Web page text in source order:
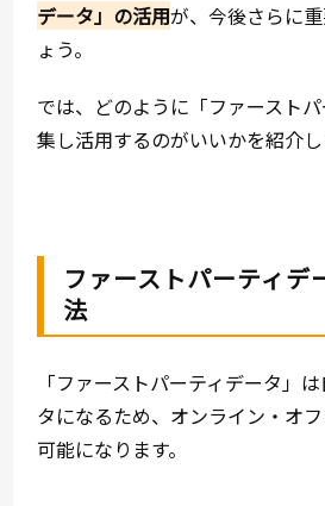
データ」の活用が、今後さらに
ょう。
では、どのように「ファースト
集し活用するのがいいかを紹介し
ファーストパーティデ
法
「ファーストパーティデータ」
タになるため、オンライン・オ
可能になります。